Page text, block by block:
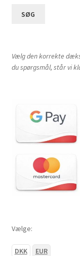
SØG
Vælg den korrekte
du spørgsmål, står vi
Vælge:
DKK EUR